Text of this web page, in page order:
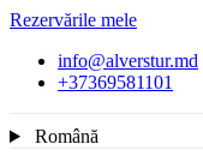
Rezervările mele
info@alverstur.md
+37369581101
Română